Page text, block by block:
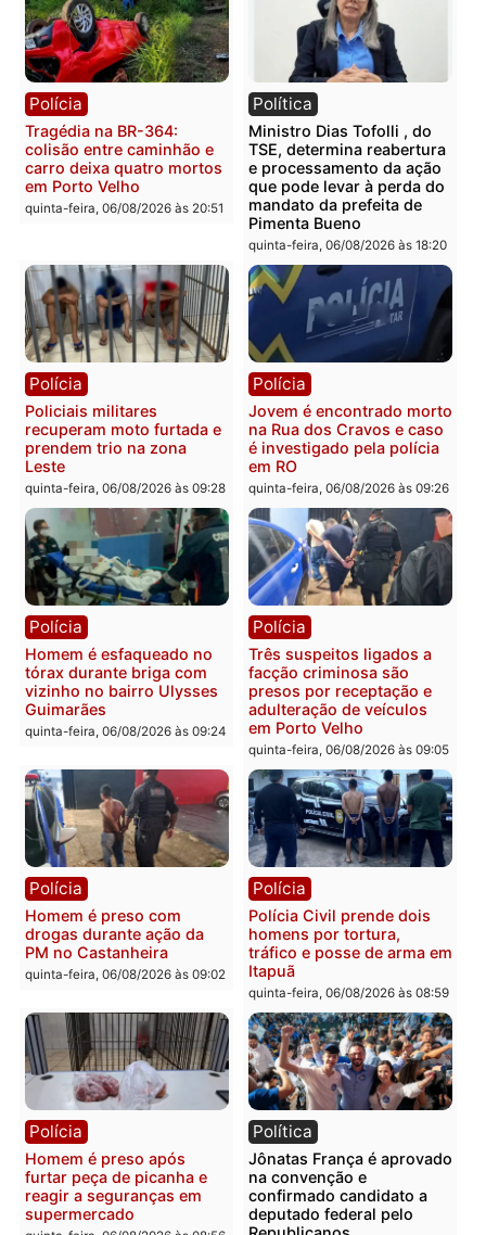
Publicidade
Categorias
Brasil
Você também vai querer ler...
Polícia
Tragédia na BR-364:
colisão entre caminhão e
carro deixa quatro mortos
em Porto Velho
quinta-feira, 06/08/2026 às 20:51
Política
Ministro Dias Tofolli , do
TSE, determina
e processamento da
que pode levar à perda
mandato da prefeita de
Pimenta Bueno
quinta-feira, 06/08/2026 às
Polícia
Policiais militares
recuperam moto furtada e
prendem trio na zona
quinta-feira, 06/08/2026 às 09:28
Polícia
Jovem é encontrado
na Rua dos Cravos e
é investigado pela
em RO
quinta-feira, 06/08/2026 às
Polícia
Homem é esfaqueado no
tórax durante briga com
vizinho no bairro Ulysses
Guimarães
quinta-feira, 06/08/2026 às 09:24
Polícia
Três suspeitos ligados a
facção criminosa são
presos por receptação e
adulteração de veículos
em Porto Velho
quinta-feira, 06/08/2026 às
Polícia Polícia